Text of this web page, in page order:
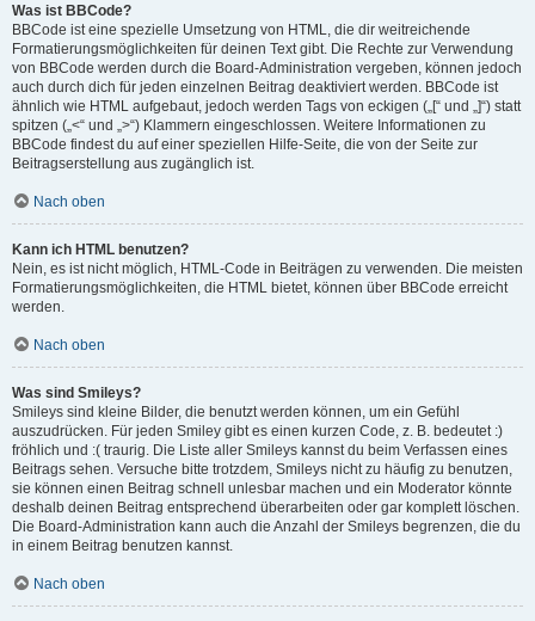
Was ist BBCode?
BBCode ist eine spezielle Umsetzung von HTML, die dir weitreichende
Formatierungsmöglichkeiten für deinen Text gibt. Die Rechte zur Verwendung
von BBCode werden durch die Board-Administration vergeben, können jedoch
auch durch dich für jeden einzelnen Beitrag deaktiviert werden. BBCode ist
ähnlich wie HTML aufgebaut, jedoch werden Tags von eckigen („[“ und „]“) statt
spitzen („<“ und „>“) Klammern eingeschlossen. Weitere Informationen zu
BBCode findest du auf einer speziellen Hilfe-Seite, die von der Seite zur
Beitragserstellung aus zugänglich ist.
Nach oben
Kann ich HTML benutzen?
Nein, es ist nicht möglich, HTML-Code in Beiträgen zu verwenden. Die meisten
Formatierungsmöglichkeiten, die HTML bietet, können über BBCode erreicht
werden.
Nach oben
Was sind Smileys?
Smileys sind kleine Bilder, die benutzt werden können, um ein Gefühl
auszudrücken. Für jeden Smiley gibt es einen kurzen Code, z. B. bedeutet :)
fröhlich und :( traurig. Die Liste aller Smileys kannst du beim Verfassen eines
Beitrags sehen. Versuche bitte trotzdem, Smileys nicht zu häufig zu benutzen,
sie können einen Beitrag schnell unlesbar machen und ein Moderator könnte
deshalb deinen Beitrag entsprechend überarbeiten oder gar komplett löschen.
Die Board-Administration kann auch die Anzahl der Smileys begrenzen, die du
in einem Beitrag benutzen kannst.
Nach oben